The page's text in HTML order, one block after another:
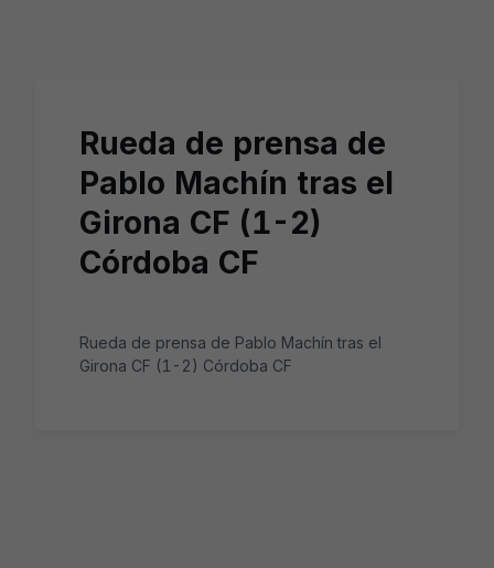
Rueda de prensa de
Pablo Machín tras el
Girona CF (1-2)
Córdoba CF
Rueda de prensa de Pablo Machín tras el
Girona CF (1-2) Córdoba CF